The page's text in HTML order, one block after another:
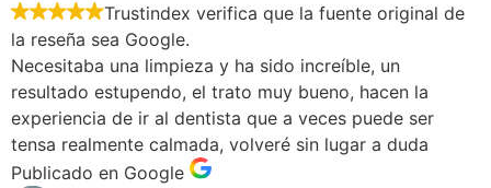
Trustindex verifica que la fuente original de
la reseña sea Google.
Necesitaba una limpieza y ha sido increíble, un
resultado estupendo, el trato muy bueno, hacen la
experiencia de ir al dentista que a veces puede ser
tensa realmente calmada, volveré sin lugar a duda
Publicado en Google